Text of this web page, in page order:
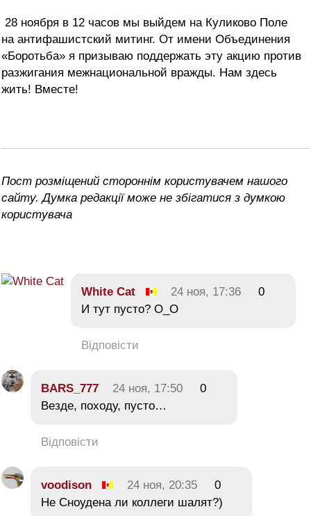
28 ноября в 12 часов мы выйдем на Куликово Поле
на антифашистский митинг. От имени Объединения
«Боротьба» я призываю поддержать эту акцию против
разжигания межнациональной вражды. Нам здесь
жить! Вместе!
Пост розміщений стороннім користувачем нашого
сайту. Думка редакції може не збігатися з думкою
користувача
White Cat 24 ноя, 17:36
0
И тут пусто? О_О
Відповісти
BARS_777 24 ноя, 17:50
0
Везде, походу, пусто…
Відповісти
voodison 24 ноя, 20:35
0
Не Сноудена ли коллеги шалят?)